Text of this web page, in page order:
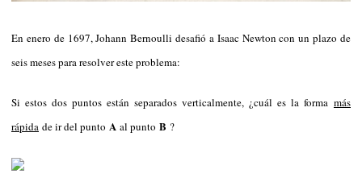
En enero de 1697, Johann Bernoulli desafió a Isaac Newton con un plazo de
seis meses para resolver este problema:
Si estos dos puntos están separados verticalmente, ¿cuál es la forma más
rápida de ir del punto A al punto B ?